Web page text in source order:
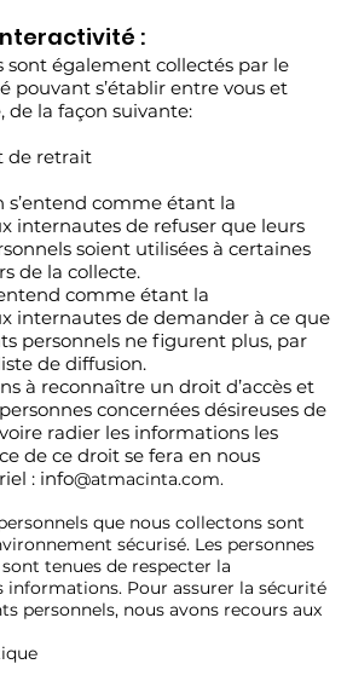
:
sont également collectés par le
pouvant s’établir entre vous et
de la façon suivante:
de retrait
s’entend comme étant la
internautes de refuser que leurs
soient utilisées à certaines
de la collecte.
comme étant la
internautes de demander à ce que
personnels ne figurent plus, par
de diffusion.
à reconnaître un droit d’accès et
concernées désireuses de
radier les informations les
de ce droit se fera en nous
: info@atmacinta.com.
que nous collectons sont
sécurisé. Les personnes
tenues de respecter la
Pour assurer la sécurité
personnels, nous avons recours aux